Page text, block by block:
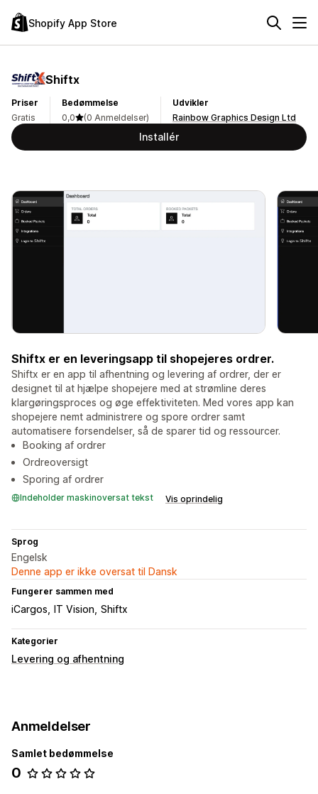
Shopify App Store
Shiftx
Priser
Gratis
Bedømmelse
0,0
(0 Anmeldelser)
Udvikler
Rainbow Graphics Design Ltd
Installér
Shiftx er en leveringsapp til shopejeres ordrer.
Shiftx er en app til afhentning og levering af ordrer, der er
designet til at hjælpe shopejere med at strømline deres
klargøringsproces og øge effektiviteten. Med vores app kan
shopejere nemt administrere og spore ordrer samt
automatisere forsendelser, så de sparer tid og ressourcer.
Booking af ordrer
Ordreoversigt
Sporing af ordrer
Indeholder maskinoversat tekst Vis oprindelig
Sprog
Engelsk
Denne app er ikke oversat til Dansk
Fungerer sammen med
iCargos IT Vision Shiftx
Kategorier
Levering og afhentning
Anmeldelser
Samlet bedømmelse
0